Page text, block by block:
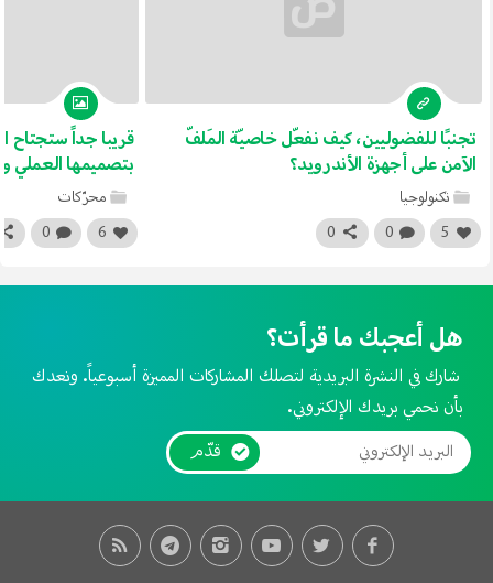
تجنبًا للفضوليين، كيف نفعّل خاصيّة المَلفّ
الآمن على أجهزة الأندرويد؟
تكنولوجيا
5
0
قريبا جداً ستجتاح
بتصميمها العملي
محرّكات
6
هل أعجبك ما قرأت؟
شارك في النشرة البريدية لتصلك المشاركات المميزة أسبوعياً. ونعدك
بأن نحمي بريدك الإلكتروني.
قدّم